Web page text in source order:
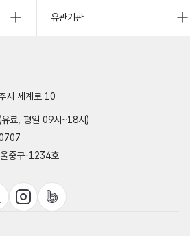
유관기관
시 세계로 10
료, 평일 09시~18시)
중구-1234호